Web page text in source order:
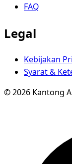
FAQ
Legal
Kebijakan
Syarat &
© 2026 Kantong